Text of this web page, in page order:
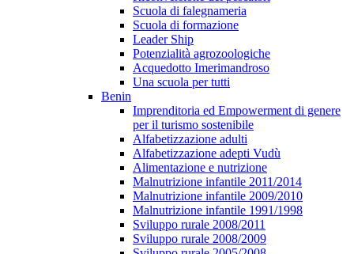
Scuola di falegnameria
Scuola di formazione
Leader Ship
Potenzialità agrozoologiche
Acquedotto Imerimandroso
Una scuola per tutti
Benin
Imprenditoria ed Empowerment di genere
per il turismo sostenibile
Alfabetizzazione adulti
Alfabetizzazione adepti Vudù
Alimentazione e nutrizione
Malnutrizione infantile 2011/2014
Malnutrizione infantile 2009/2010
Malnutrizione infantile 1991/1998
Sviluppo rurale 2008/2011
Sviluppo rurale 2008/2009